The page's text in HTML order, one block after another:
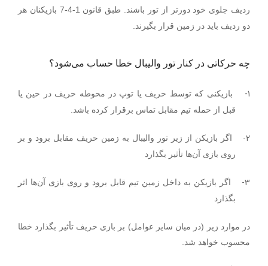
ردیف جلوی خود دورتر از تور باشند.
طبق قانون 1-4-7 بازیکنان هر
دو ردیف باید در زمین قرار بگیرند.
چه حرکاتی در کنار تور والیبال خطا حساب می‌شود؟
1-
بازیکنی که توسط حریف یا توپ در محوطه حریف در حین یا
قبل از حمله تیم مقابل تماس برقرار کرده باشد.
2-
اگر بازیکن از زیر تور والیبال به زمین حریف مقابل برود و بر
روی بازی آن‌ها تأثیر بگذارد
3-
اگر بازیکن به داخل زمین تیم قابل برود و روی بازی آن‌ها اثر
بگذارد
در موارد زیر (در میان سایر عوامل) بر بازی حریف تأثیر بگذارد خطا
محسوب خواهد شد.